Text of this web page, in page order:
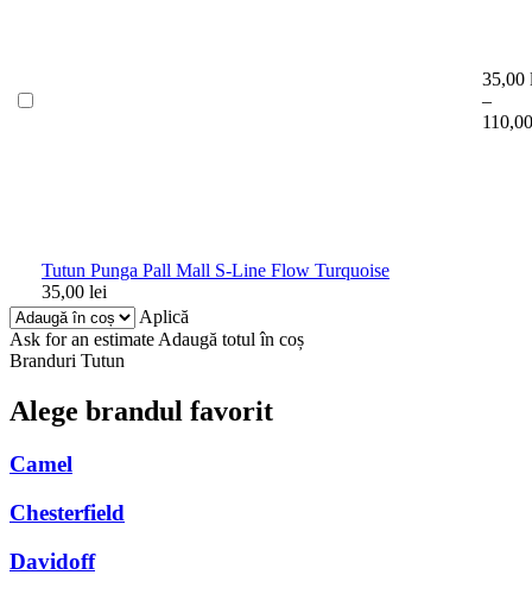
Tutun Punga Pall Mall S-Line Flow Turquoise
35,00 lei
35,00
–
Aplică
Ask for an estimate Adaugă totul în coș
Branduri Tutun
Alege brandul favorit
Camel
Chesterfield
Davidoff